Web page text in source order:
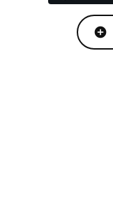
add_circle